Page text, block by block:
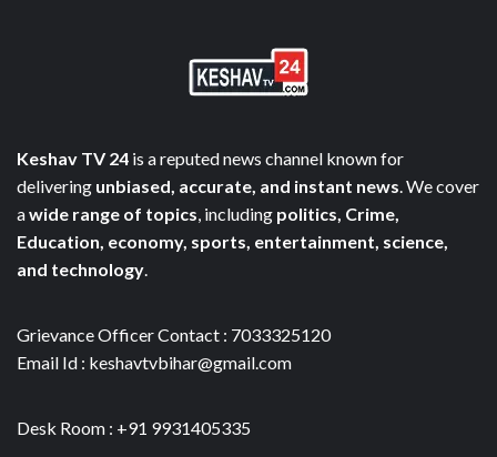
Keshav TV 24 is a reputed news channel known for
delivering unbiased, accurate, and instant news . We cover
awide range of topics , including politics, Crime,
Education, economy, sports, entertainment, science,
and technology
Grievance Officer Contact : 7033325120
Email Id : keshavtvbihar@gmail.com
Desk Room : +91 9931405335